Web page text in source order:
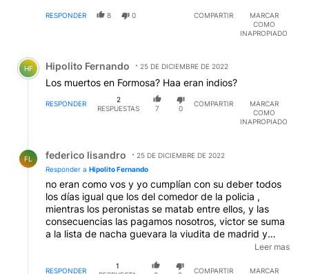
lista de los vividores de siempre como nacha o como
la viudita que vive en Madrid a la que todavía
RESPONDER 8 0 COMPARTIR
MARCAR
COMO
INAPROPIADO
Comentario de Hipolito Fernando.
HF Hipolito Fernando 25 DE DICIEMBRE DE 2022
Los muertos en Formosa? Haa eran indios?
RESPONDER
2
RESPUESTAS
7 0
COMPARTIR
MARCAR
COMO
INAPROPIADO
FL federico lisandro
25 DE DICIEMBRE DE 2022
Responder a Hipolito Fernando
no eran como vos y yo cumplían con su deber todos
los días igual que los del comedor de la policia ,
mientras los peronistas se matab entre ellos, y las
consecuencias las pagamos nosotros, victor se suma
a la lista de nacha guevara la viudita de madrid y
demas son insaciables como buenos peronistas
chamuyeros e insaciables
Leer mas
RESPONDER
1
COMPARTIR MARCAR